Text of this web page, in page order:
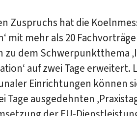
Zuspruchs hat die
mit mehr als 20
zu dem Schwerpunktthema
auf zwei Tage erweitert.
Einrichtungen können
Tage ausgedehnten